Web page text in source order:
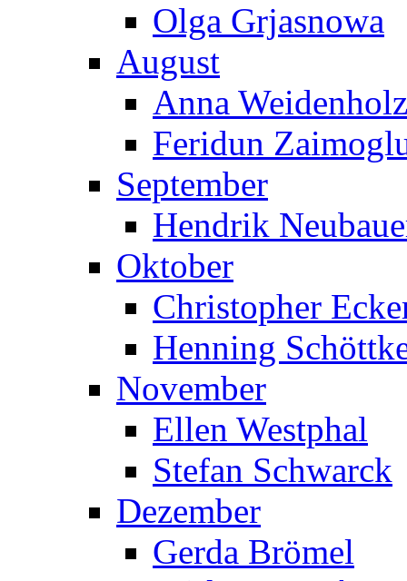
Olga Grjasnowa
August
Anna
Feridun
September
Hendrik
Oktober
Christopher
Henning
November
Ellen Westphal
Stefan Schwarck
Dezember
Gerda Brömel